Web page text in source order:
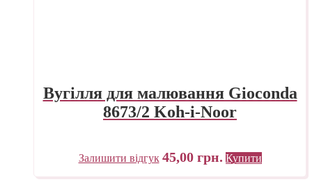
Вугілля для малювання Gioconda
8673/2 Koh-i-Noor
Залишити відгук 45,00 грн. Купити